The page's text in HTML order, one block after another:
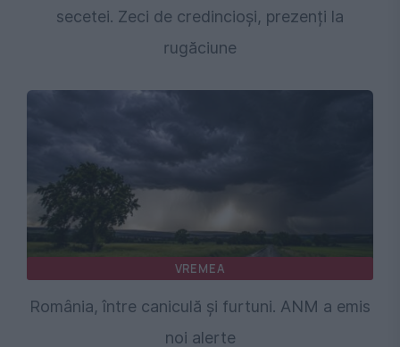
secetei. Zeci de credincioși, prezenți la
rugăciune
VREMEA
România, între caniculă și furtuni. ANM a emis
noi alerte